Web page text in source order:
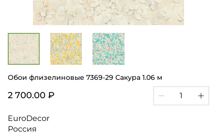
Обои флизелиновые 7369-29 Сакура 1.06 м
2 700.00 ₽
EuroDecor
Россия